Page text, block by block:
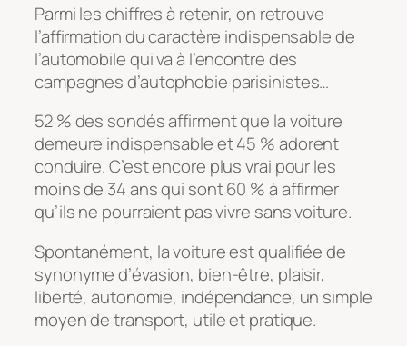
Parmi les chiffres à retenir, on retrouve
l’affirmation du caractère indispensable de
l’automobile qui va à l’encontre des
campagnes d’autophobie parisinistes…
52 % des sondés affirment que la voiture
demeure indispensable et 45 % adorent
conduire. C’est encore plus vrai pour les
moins de 34 ans qui sont 60 % à affirmer
qu’ils ne pourraient pas vivre sans voiture.
Spontanément, la voiture est qualifiée de
synonyme d’évasion, bien-être, plaisir,
liberté, autonomie, indépendance, un simple
moyen de transport, utile et pratique.